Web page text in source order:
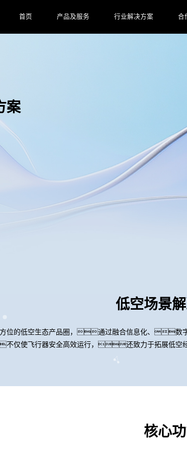
首页 产品及服务 行业解决方案 合
案
低空场景
方位的低空生态产品圈，通过融合信息化、
不仅使飞行器安全高效运行，还致力于拓展低
核心